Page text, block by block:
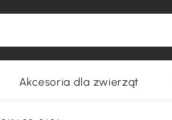
Akcesoria dla zwierząt